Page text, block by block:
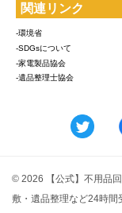
関連リンク
-環境省
-SDGsについて
-家電製品協会
-遺品整理士協会
© 2026 【公式】不用品
敷・遺品整理など24時間